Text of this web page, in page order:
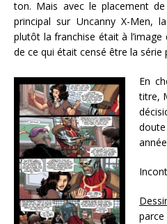
ton. Mais avec le placement
principal sur Uncanny X-Men,
plutôt la franchise était à l’image
de ce qui était censé être la série
En
titre,